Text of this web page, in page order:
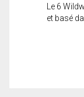
Le 6
et basé